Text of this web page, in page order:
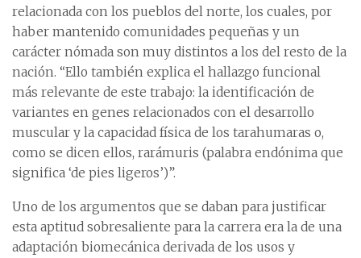
relacionada con los pueblos del norte, los cuales, por
haber mantenido comunidades pequeñas y un
carácter nómada son muy distintos a los del resto de la
nación. “Ello también explica el hallazgo funcional
más relevante de este trabajo: la identificación de
variantes en genes relacionados con el desarrollo
muscular y la capacidad física de los tarahumaras o,
como se dicen ellos, rarámuris (palabra endónima que
significa ‘de pies ligeros’)”.
Uno de los argumentos que se daban para justificar
esta aptitud sobresaliente para la carrera era la de una
adaptación biomecánica derivada de los usos y